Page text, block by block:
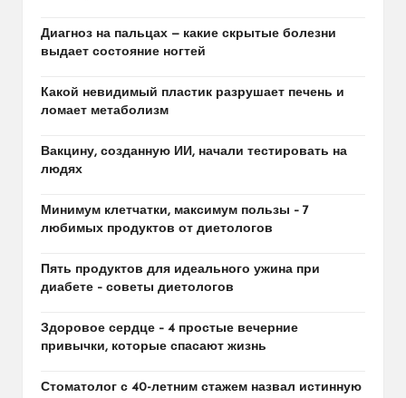
Диагноз на пальцах — какие скрытые болезни
выдает состояние ногтей
Какой невидимый пластик разрушает печень и
ломает метаболизм
Вакцину, созданную ИИ, начали тестировать на
людях
Минимум клетчатки, максимум пользы – 7
любимых продуктов от диетологов
Пять продуктов для идеального ужина при
диабете – советы диетологов
Здоровое сердце – 4 простые вечерние
привычки, которые спасают жизнь
Стоматолог с 40-летним стажем назвал истинную